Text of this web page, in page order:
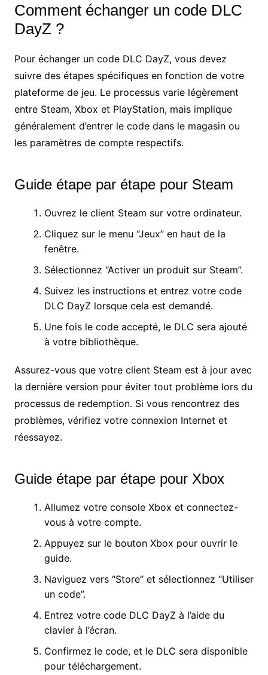
Comment échanger un code DLC
DayZ ?
Pour échanger un code DLC DayZ, vous devez
suivre des étapes spécifiques en fonction de votre
plateforme de jeu. Le processus varie légèrement
entre Steam, Xbox et PlayStation, mais implique
généralement d’entrer le code dans le magasin ou
les paramètres de compte respectifs.
Guide étape par étape pour Steam
Ouvrez le client Steam sur votre ordinateur.
Cliquez sur le menu “Jeux” en haut de la
fenêtre.
Sélectionnez “Activer un produit sur Steam”.
Suivez les instructions et entrez votre code
DLC DayZ lorsque cela est demandé.
Une fois le code accepté, le DLC sera ajouté
à votre bibliothèque.
Assurez-vous que votre client Steam est à jour avec
la dernière version pour éviter tout problème lors du
processus de redemption. Si vous rencontrez des
problèmes, vérifiez votre connexion Internet et
réessayez.
Guide étape par étape pour Xbox
Allumez votre console Xbox et connectez-
vous à votre compte.
Appuyez sur le bouton Xbox pour ouvrir le
guide.
Naviguez vers “Store” et sélectionnez “Utiliser
un code”.
Entrez votre code DLC DayZ à l’aide du
clavier à l’écran.
Confirmez le code, et le DLC sera disponible
pour téléchargement.